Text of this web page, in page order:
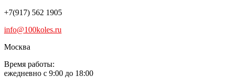
+7(917) 562 1905
info@100koles.ru
Москва
Время работы:
ежедневно с 9:00 до 18:00